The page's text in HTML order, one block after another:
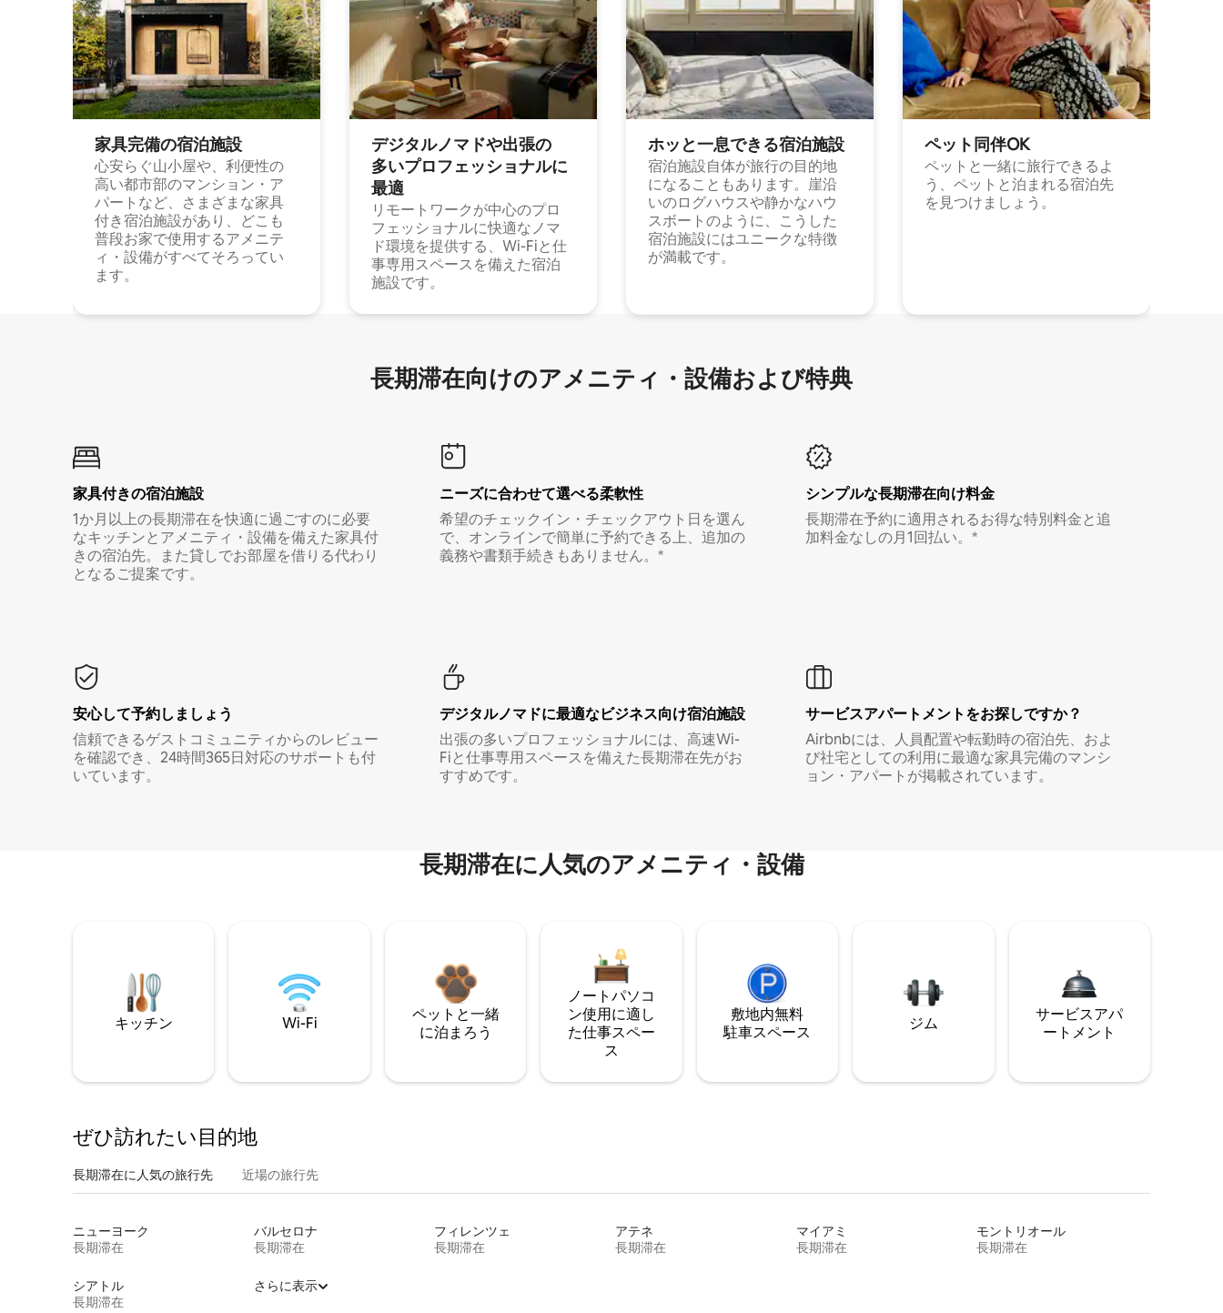
家具完備の宿⁠泊⁠施⁠設
心安らぐ山小屋や、利便性の
高い都市部のマンション・ア
パートなど、さまざまな家具
付き宿泊施設があり、どこも
普段お家で使用するアメニテ
ィ・設備がすべてそろってい
ます。
デジタルノマドや出⁠張⁠の
多⁠いプ⁠ロ⁠フ⁠ェ⁠ッ⁠シ⁠ョ⁠ナ⁠ル⁠に
最⁠適
リモートワークが中心のプロ
フェッショナルに快適なノマ
ド環境を提供する、Wi-Fiと仕
事専用スペースを備えた宿泊
施設です。
ホッと一⁠息⁠で⁠き⁠る宿⁠泊施⁠設
宿泊施設自体が旅行の目的地
になることもあります。崖沿
いのログハウスや静かなハウ
スボートのように、こうした
宿泊施設にはユニークな特徴
が満載です。
ペット同⁠伴OK
ペットと一緒に旅行できるよ
う、ペットと泊まれる宿泊先
を見つけましょう。
長期滞在向け⁠のア⁠メ⁠ニ⁠テ⁠ィ⁠・設⁠備⁠および特⁠典
家具付き⁠の宿⁠泊⁠施⁠設
1か月以上の長期滞在を快適に過ごすのに必要
なキッチンとアメニティ・設備を備えた家具付
きの宿泊先。また貸しでお部屋を借りる代わり
となるご提案です。
ニーズに合わせて選べる柔軟性
希望のチェックイン・チェックアウト日を選ん
で、オンラインで簡単に予約できる上、追加の
義務や書類手続きもありません。*
シンプルな長期滞在向け料金
長期滞在予約に適用されるお得な特別料金と追
加料金なしの月1回払い。*
安心して予約しましょう
信頼できるゲストコミュニティからのレビュー
を確認でき、24時間365日対応のサポートも付
いています。
デジタルノマド⁠に最⁠適⁠なビ⁠ジ⁠ネ⁠ス⁠向⁠け宿⁠泊⁠施⁠設
出張の多いプロフェッショナルには、高速Wi-
Fiと仕事専用スペースを備えた長期滞在先がお
すすめです。
サービスアパートメントをお探しですか？
Airbnbには、人員配置や転勤時の宿泊先、およ
び社宅としての利用に最適な家具完備のマンシ
ョン・アパートが掲載されています。
長期滞在に人気のアメニティ・設備
キッチン Wi-Fi
ペットと一緒
に泊まろう
ノートパソコ
ン使用に適し
た仕事スペー
ス
敷地内無料
駐⁠車ス⁠ペ⁠ー⁠ス
ジム
サービスアパ
ートメント
ぜひ訪⁠れ⁠た⁠い目⁠的⁠地
長期滞在に人気の旅行先 近場の旅行先
ニューヨーク
長期滞在
バルセロナ
長期滞在
フィレンツェ
長期滞在
アテネ
長期滞在
マイアミ
長期滞在
モントリオール
長期滞在
シアトル
長期滞在
さらに表示